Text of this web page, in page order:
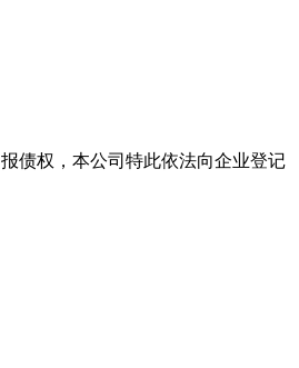
债权，本公司特此依法向企业登记